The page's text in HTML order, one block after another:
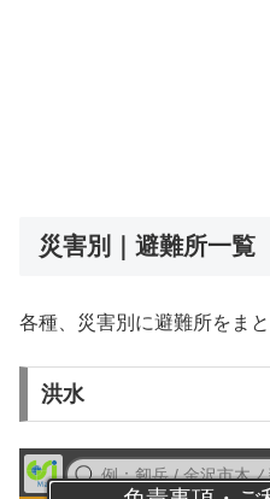
災害別｜避難所一覧
各種、災害別に避難所をまと
洪水